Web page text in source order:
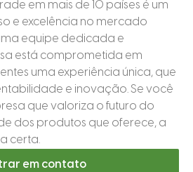
em mais de 10 países é um
e excelência no mercado
equipe dedicada e
está comprometida em
uma experiência única, que
e inovação. Se você
que valoriza o futuro do
dos produtos que oferece, a
certa.
em contato